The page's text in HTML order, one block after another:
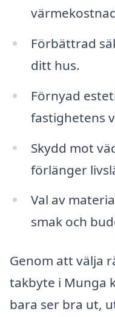
Förbättrad
ditt hus.
Förnyad
fastighetens
Skydd mot
förlänger
Val av
smak och
Genom att välja
takbyte i Munga
bara ser bra ut,